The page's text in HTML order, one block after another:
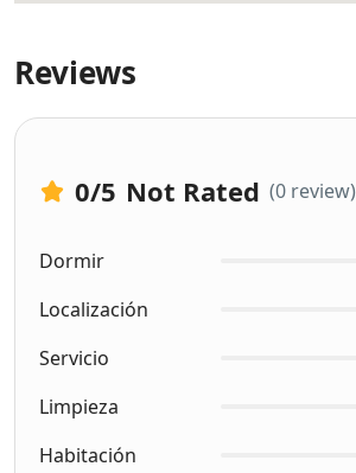
Reviews
0/5 Not Rated (0 review)
Dormir
Localización
Servicio
Limpieza
Habitación